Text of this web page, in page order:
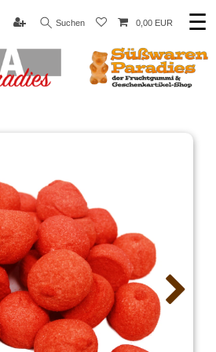
Suchen 0,00 EUR ☰